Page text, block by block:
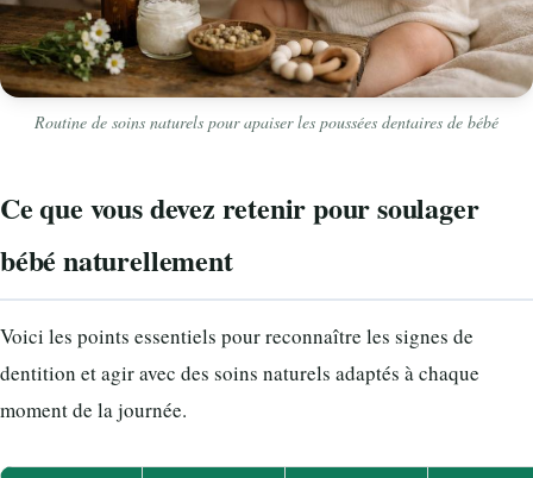
Routine de soins naturels pour apaiser les poussées dentaires de bébé
Ce que vous devez retenir pour soulager
bébé naturellement
Voici les points essentiels pour reconnaître les signes de
dentition et agir avec des soins naturels adaptés à chaque
moment de la journée.